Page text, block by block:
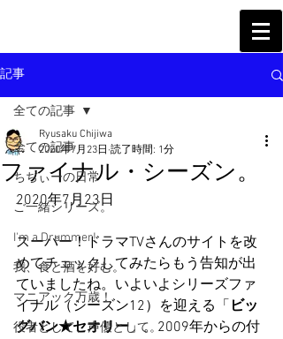
記事
全ての記事
ちぢぃーの日常
ご一緒シリーズ。
I'm a Drummer!
我、食と酒を好む。
マニアック万歳！
役者として、声優として。
全ての記事
ファイナル・シーズン。
Ryusaku Chijiwa
2020年7月23日 読了時間: 1分
2020年7月23日
スーパー！ドラマTVさんのサイトを改
めてチェックしてみたらもう告知が出
ていましたね。いよいよシリーズファ
イナル（シーズン12）を迎える「 ビッ
グバン★セオリー」。2009年からの付